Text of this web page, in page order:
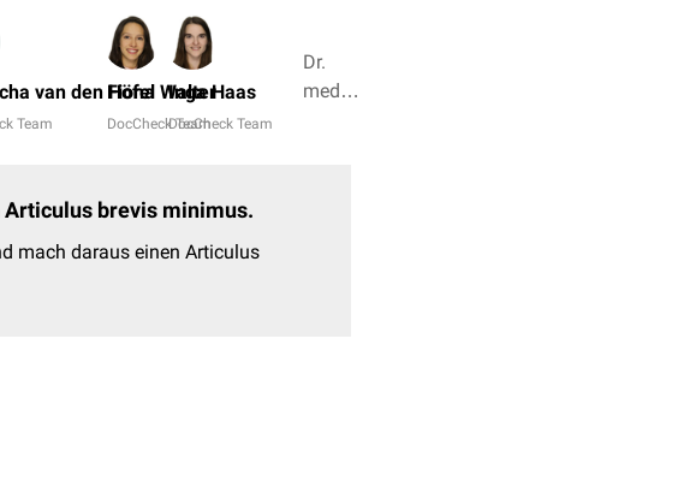
van den Höfel
Team
Fiona Walter
DocCheck Team
Inga Haas
DocCheck Team
Dr.
med.
Articulus brevis minimus.
mach daraus einen Articulus